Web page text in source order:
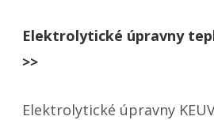
Elektrolytické úpravny
>>
Elektrolytické úpravny